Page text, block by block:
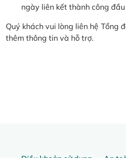
ngày liên kết thành công
Quý khách vui lòng liên hệ Tổng
thêm thông tin và hỗ trợ.